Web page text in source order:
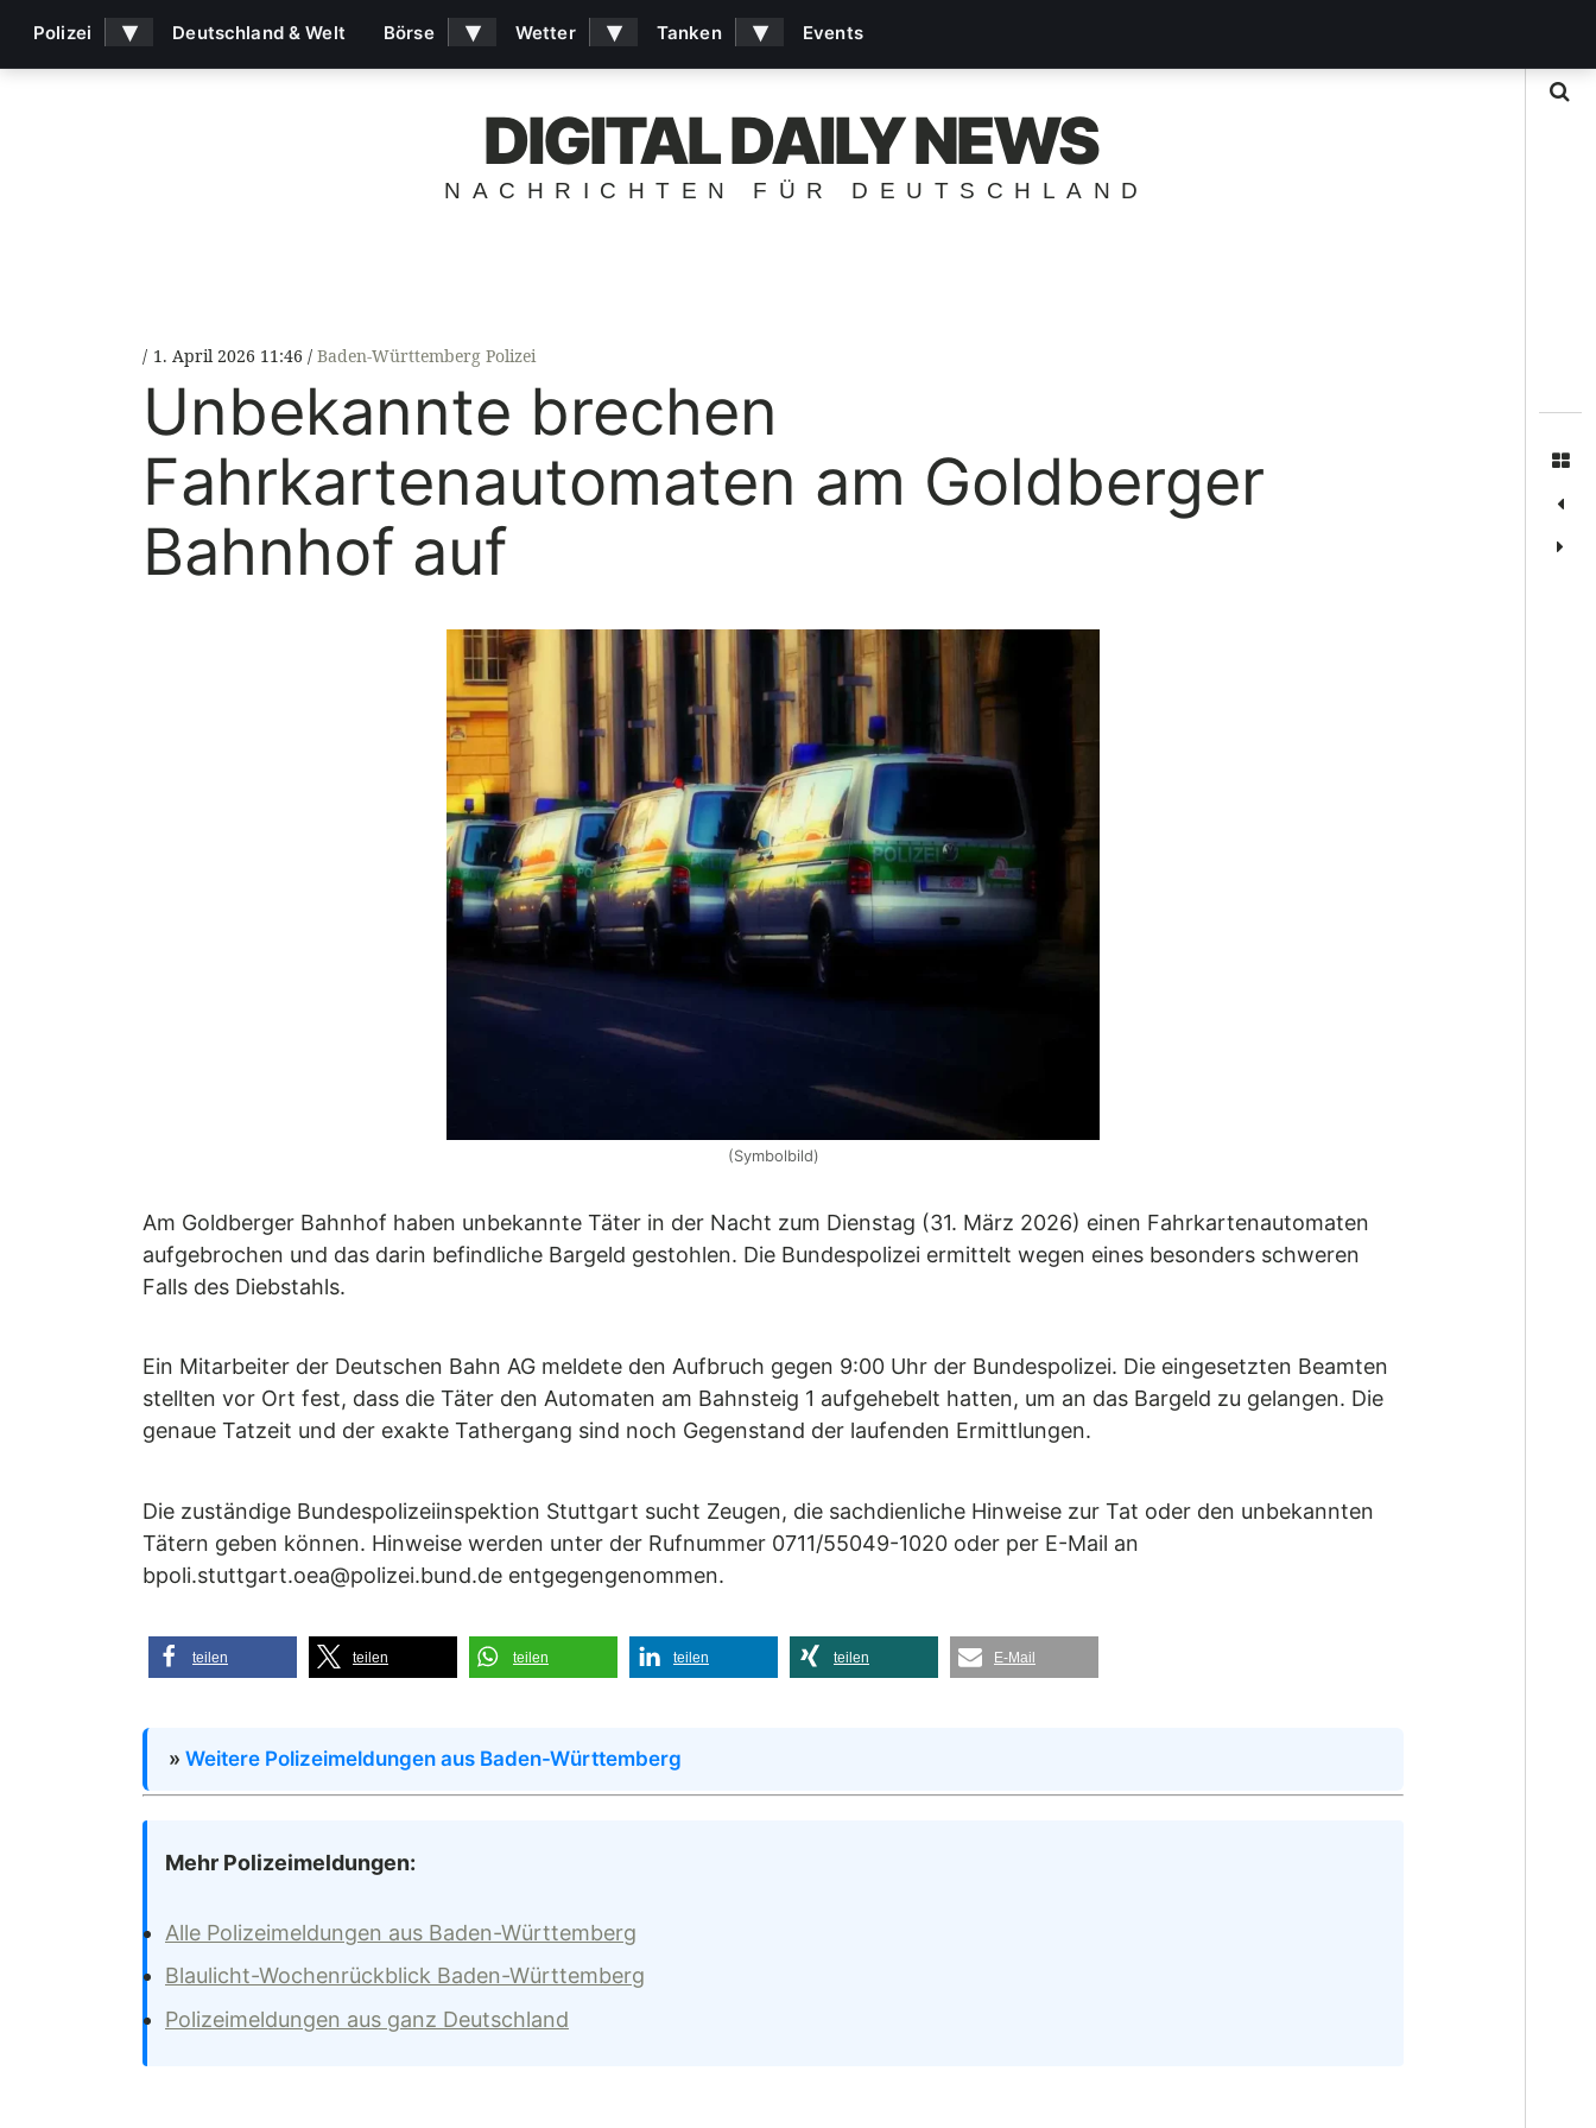
DIGITAL DAILY NEWS
NACHRICHTEN FÜR DEUTSCHLAND
1. April 2026 11:46 Baden-Württemberg Polizei
Unbekannte brechen
Fahrkartenautomaten am Goldberger
Bahnhof auf
(Symbolbild)
Am Goldberger Bahnhof haben unbekannte Täter in der Nacht zum Dienstag (31. März 2026) einen Fahrkartenautomaten
aufgebrochen und das darin befindliche Bargeld gestohlen. Die Bundespolizei ermittelt wegen eines besonders schweren
Falls des Diebstahls.
Ein Mitarbeiter der Deutschen Bahn AG meldete den Aufbruch gegen 9:00 Uhr der Bundespolizei. Die eingesetzten Beamten
stellten vor Ort fest, dass die Täter den Automaten am Bahnsteig 1 aufgehebelt hatten, um an das Bargeld zu gelangen. Die
genaue Tatzeit und der exakte Tathergang sind noch Gegenstand der laufenden Ermittlungen.
Die zuständige Bundespolizeiinspektion Stuttgart sucht Zeugen, die sachdienliche Hinweise zur Tat oder den unbekannten
Tätern geben können. Hinweise werden unter der Rufnummer 0711/55049-1020 oder per E-Mail an
bpoli.stuttgart.oea@polizei.bund.de entgegengenommen.
teilen teilen teilen teilen teilen E-Mail
» Weitere Polizeimeldungen aus Baden-Württemberg
Mehr Polizeimeldungen:
Alle Polizeimeldungen aus Baden-Württemberg
Blaulicht-Wochenrückblick Baden-Württemberg
Polizeimeldungen aus ganz Deutschland
Polizei ▾ Deutschland & Welt Börse ▾ Wetter ▾ Tanken ▾ Events